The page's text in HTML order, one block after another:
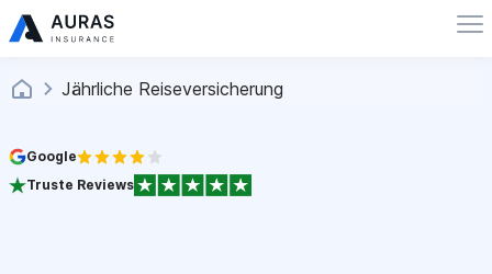
Jährliche Reiseversicherung
Google
Truste Reviews